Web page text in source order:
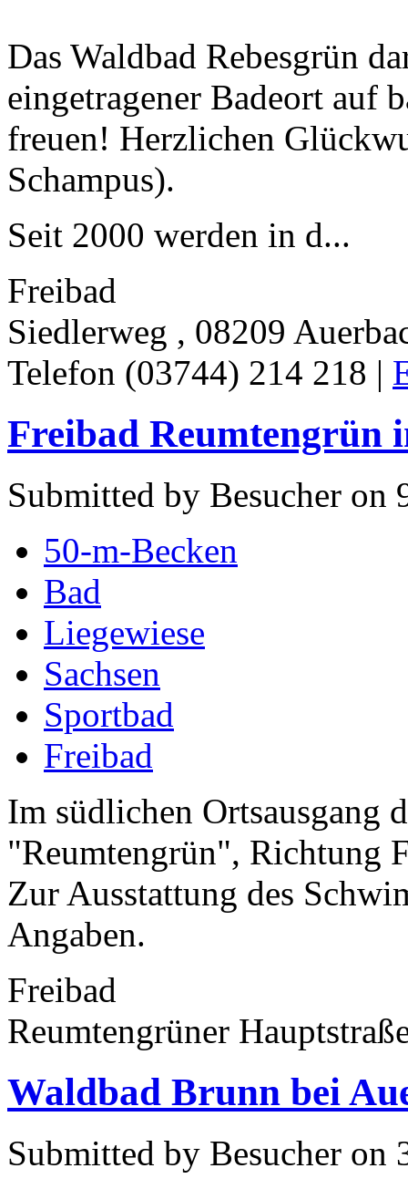
Das Waldbad Rebesgrün
eingetragener Badeort auf
freuen! Herzlichen
Schampus).
Seit 2000 werden in d...
Freibad
Siedlerweg , 08209
Telefon (03744) 214 218 |
Freibad Reumtengrün
Submitted by Besucher
50-m-Becken
Bad
Liegewiese
Sachsen
Sportbad
Freibad
Im südlichen Ortsausgang
"Reumtengrün", Richtung
Zur Ausstattung des
Angaben.
Freibad
Reumtengrüner
Waldbad Brunn bei
Submitted by Besucher on